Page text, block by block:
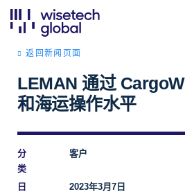
返回新闻页面
LEMAN 通过
和海运操作水平
分
类
客户
日
2023年3月7日